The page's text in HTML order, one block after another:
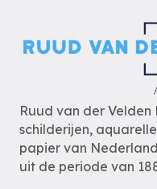
Ruud van der
schilderijen,
papier van
uit de periode van